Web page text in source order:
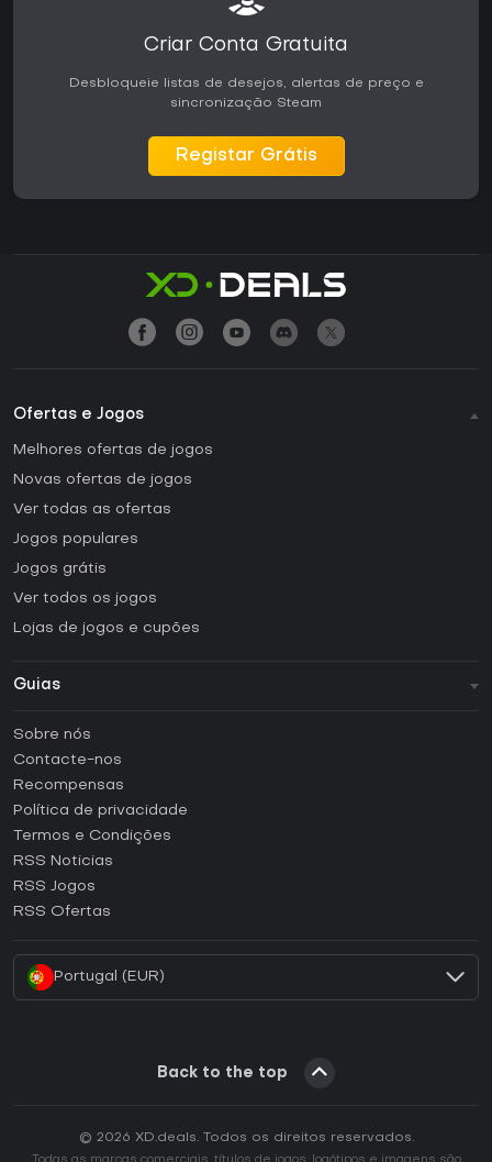
Criar Conta Gratuita
Desbloqueie listas de desejos, alertas de preço e
sincronização Steam
Registar Grátis
Ofertas e Jogos
Melhores ofertas de jogos
Novas ofertas de jogos
Ver todas as ofertas
Jogos populares
Jogos grátis
Ver todos os jogos
Lojas de jogos e cupões
Guias
Como ativar uma CD Key Steam?
Como ativar uma CD Key Epic Games?
Como ativar uma CD Key GOG?
Como ativar uma CD Key Ubisoft Connect?
Sobre nós
Contacte-nos
Recompensas
Política de privacidade
Termos e Condições
RSS Noticias
RSS Jogos
RSS Ofertas
Portugal (EUR)
Back to the top
© 2026 XD.deals. Todos os direitos reservados.